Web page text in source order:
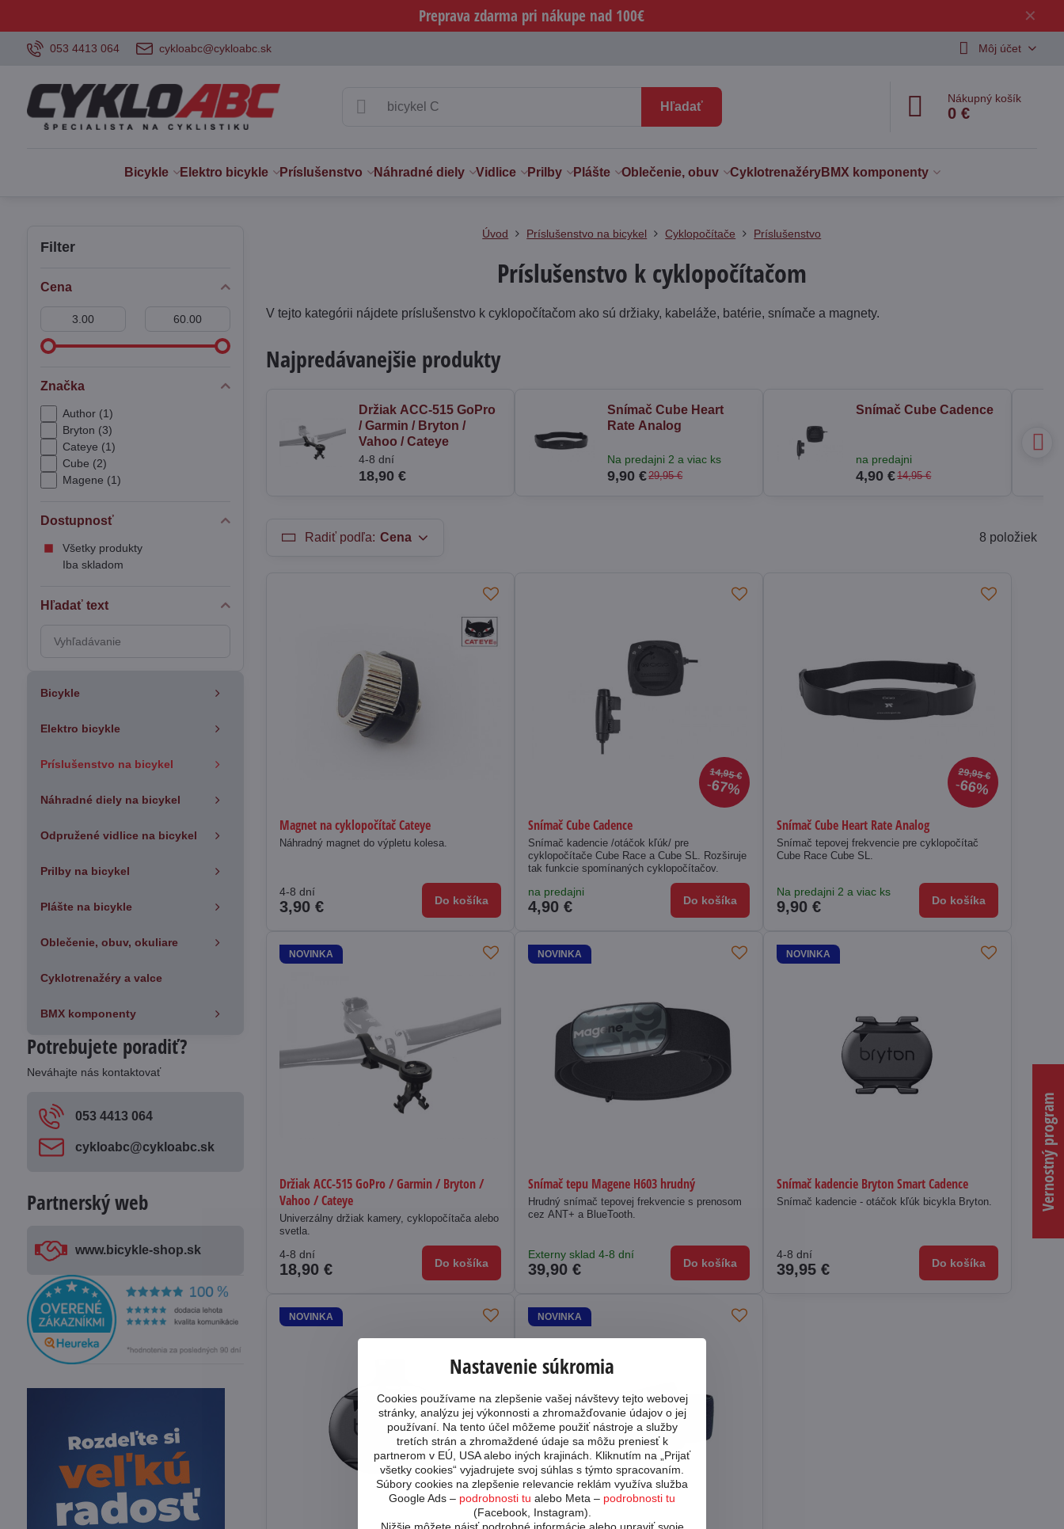
✕
Preprava zdarma pri nákupe nad 100€
053 4413 064 cykloabc@cykloabc.sk Môj účet
Hľadať
Nákupný košík
0 €
Bicykle Elektro bicykle Príslušenstvo Náhradné diely Vidlice Prilby Plášte Oblečenie, obuv CyklotrenažéryBMX komponenty
Úvod Príslušenstvo na bicykel Cyklopočítače Príslušenstvo
Príslušenstvo k cyklopočítačom
V tejto kategórii nájdete príslušenstvo k cyklopočítačom ako sú držiaky, kabeláže, batérie, snímače a magnety.
Najpredávanejšie produkty
Držiak ACC-515 GoPro
/ Garmin / Bryton /
Vahoo / Cateye
4-8 dní
18,90 €
Snímač Cube Heart
Rate Analog
Na predajni 2 a viac ks
9,90 €29,95 €
Snímač Cube Cadence
na predajni
4,90 €14,95 €
Radiť podľa: Cena 8 položiek
Magnet na cyklopočítač Cateye
Náhradný magnet do výpletu kolesa.
4-8 dní
3,90 € Do košíka
14,95 €
67%
Snímač Cube Cadence
Snímač kadencie /otáčok kľúk/ pre
cyklopočítače Cube Race a Cube SL. Rozširuje
tak funkcie spomínaných cyklopočítačov.
na predajni
4,90 € Do košíka
29,95 €
66%
Snímač Cube Heart Rate Analog
Snímač tepovej frekvencie pre cyklopočítač
Cube Race Cube SL.
Na predajni 2 a viac ks
9,90 € Do košíka
NOVINKA
Držiak ACC-515 GoPro / Garmin / Bryton /
Vahoo / Cateye
Univerzálny držiak kamery, cyklopočítača alebo
svetla.
4-8 dní
18,90 € Do košíka
NOVINKA
Snímač tepu Magene H603 hrudný
Hrudný snímač tepovej frekvencie s prenosom
cez ANT+ a BlueTooth.
Externy sklad 4-8 dní
39,90 € Do košíka
NOVINKA
Snímač kadencie Bryton Smart Cadence
Snímač kadencie - otáčok kľúk bicykla Bryton.
4-8 dní
39,95 € Do košíka
NOVINKA NOVINKA
Filter
Cena
Značka
Author (1)
Bryton (3)
Cateye (1)
Cube (2)
Magene (1)
Dostupnosť
Všetky produkty
Iba skladom
Hľadať text
výsledky
fulltextom
Potrebujete poradiť?
Neváhajte nás kontaktovať
053 4413 064
cykloabc​@cykloabc​.sk
Partnerský web
www​.bicykle-shop​.sk
Bicykle
Elektro bicykle
Príslušenstvo na bicykel
Náhradné diely na bicykel
Odpružené vidlice na bicykel
Prilby na bicykel
Plášte na bicykle
Oblečenie, obuv, okuliare
Cyklotrenažéry a valce
BMX komponenty
Vernostný program
Nastavenie súkromia
Cookies používame na zlepšenie vašej návštevy tejto webovej
stránky, analýzu jej výkonnosti a zhromažďovanie údajov o jej
používaní. Na tento účel môžeme použiť nástroje a služby
tretích strán a zhromaždené údaje sa môžu preniesť k
partnerom v EÚ, USA alebo iných krajinách. Kliknutím na „Prijať
všetky cookies“ vyjadrujete svoj súhlas s týmto spracovaním.
Súbory cookies na zlepšenie relevancie reklám využíva služba
Google Ads – podrobnosti tu alebo Meta – podrobnosti tu
(Facebook, Instagram).
Nižšie môžete nájsť podrobné informácie alebo upraviť svoje